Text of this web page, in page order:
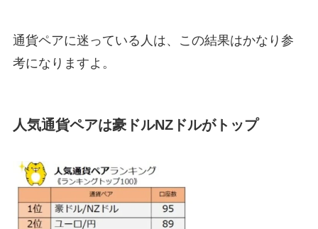
通貨ペアに迷っている人は、この結果はかなり参
考になりますよ。
人気通貨ペアは豪ドルNZドルがトップ